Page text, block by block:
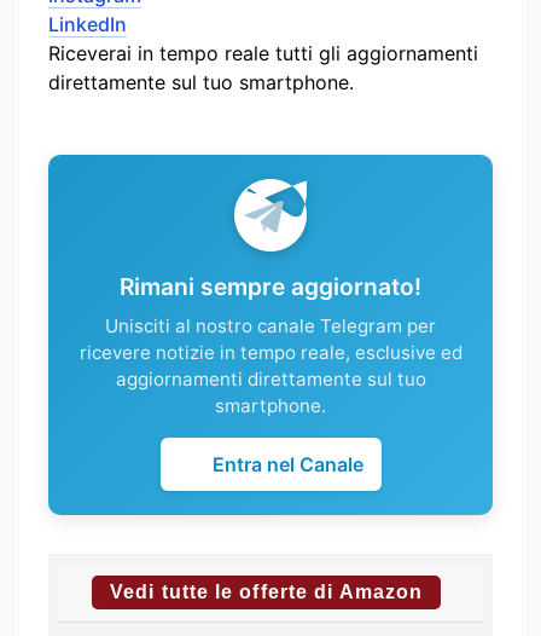
LinkedIn
Riceverai in tempo reale tutti gli aggiornamenti
direttamente sul tuo smartphone.
Rimani sempre aggiornato!
Unisciti al nostro canale Telegram per
ricevere notizie in tempo reale, esclusive ed
aggiornamenti direttamente sul tuo
smartphone.
Entra nel Canale